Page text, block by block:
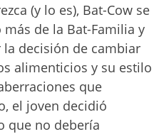
(y lo es), Bat-Cow se
de la Bat-Familia y
decisión de cambiar
alimenticios y su estilo
que
el joven decidió
que no debería